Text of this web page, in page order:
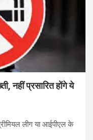
नहीं प्रसारित होंगे ये
लीग या आईपीएल के